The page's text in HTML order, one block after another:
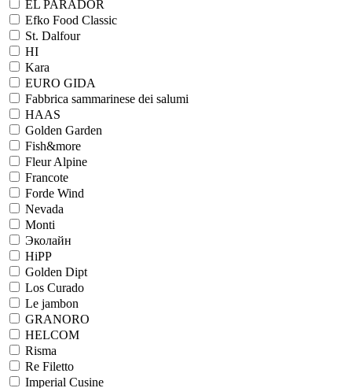
EL PARADOR
Efko Food Сlassic
St. Dalfour
HI
Kara
EURO GIDA
Fabbrica sammarinese dei salumi
HAAS
Golden Garden
Fish&more
Fleur Alpine
Francote
Forde Wind
Nevada
Monti
Эколайн
HiPP
Golden Dipt
Los Curado
Le jambon
GRANORO
HELCOM
Risma
Re Filetto
Imperial Cusine